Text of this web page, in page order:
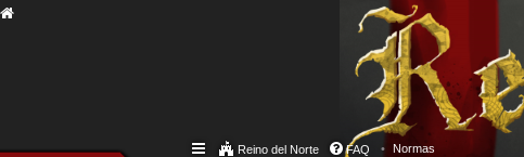
Reino del Norte FAQ Normas